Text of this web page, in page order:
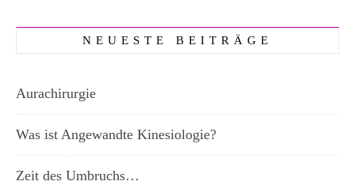
NEUESTE BEITRÄGE
Aurachirurgie
Was ist Angewandte Kinesiologie?
Zeit des Umbruchs…